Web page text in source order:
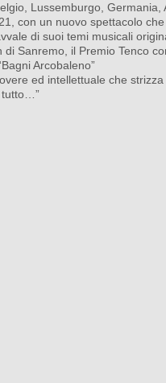
Lussemburgo, Germania,
con un nuovo spettacolo
di suoi temi musicali
Sanremo, il Premio Tenco
Arcobaleno”
ed intellettuale che strizza
tutto…”